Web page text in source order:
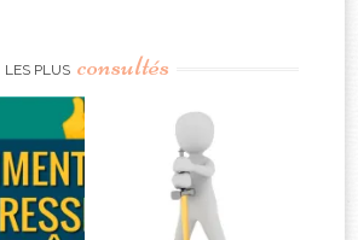
LES PLUS consultés